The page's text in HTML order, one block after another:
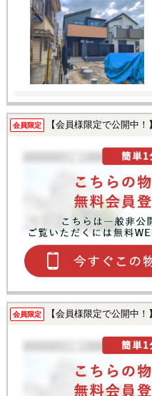
会員限定 【会員様限定で公開中！】
会員限定 【会員様限定で公開中！】